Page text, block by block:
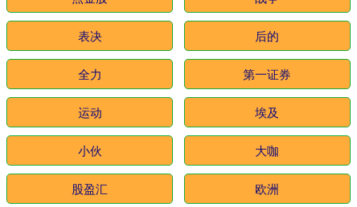
表决 后的
全力 第一证券
运动 埃及
小伙 大咖
股盈汇 欧洲